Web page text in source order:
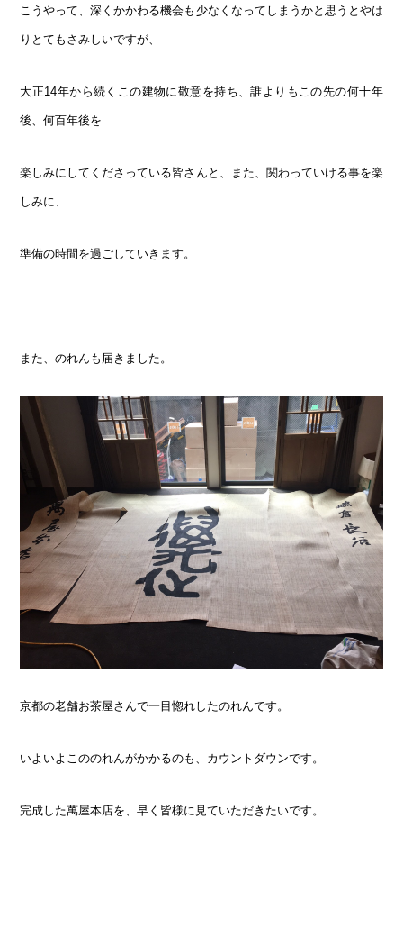
こうやって、深くかかわる機会も少なくなってしまうかと思うとやは
りとてもさみしいですが、
大正14年から続くこの建物に敬意を持ち、誰よりもこの先の何十年
後、何百年後を
楽しみにしてくださっている皆さんと、また、関わっていける事を楽
しみに、
準備の時間を過ごしていきます。
また、のれんも届きました。
京都の老舗お茶屋さんで一目惚れしたのれんです。
いよいよこののれんがかかるのも、カウントダウンです。
完成した萬屋本店を、早く皆様に見ていただきたいです。